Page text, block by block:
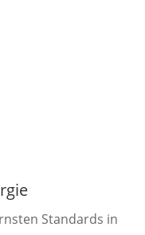
Standards in